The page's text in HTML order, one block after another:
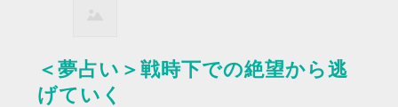
＜夢占い＞戦時下での絶望から逃
げていく